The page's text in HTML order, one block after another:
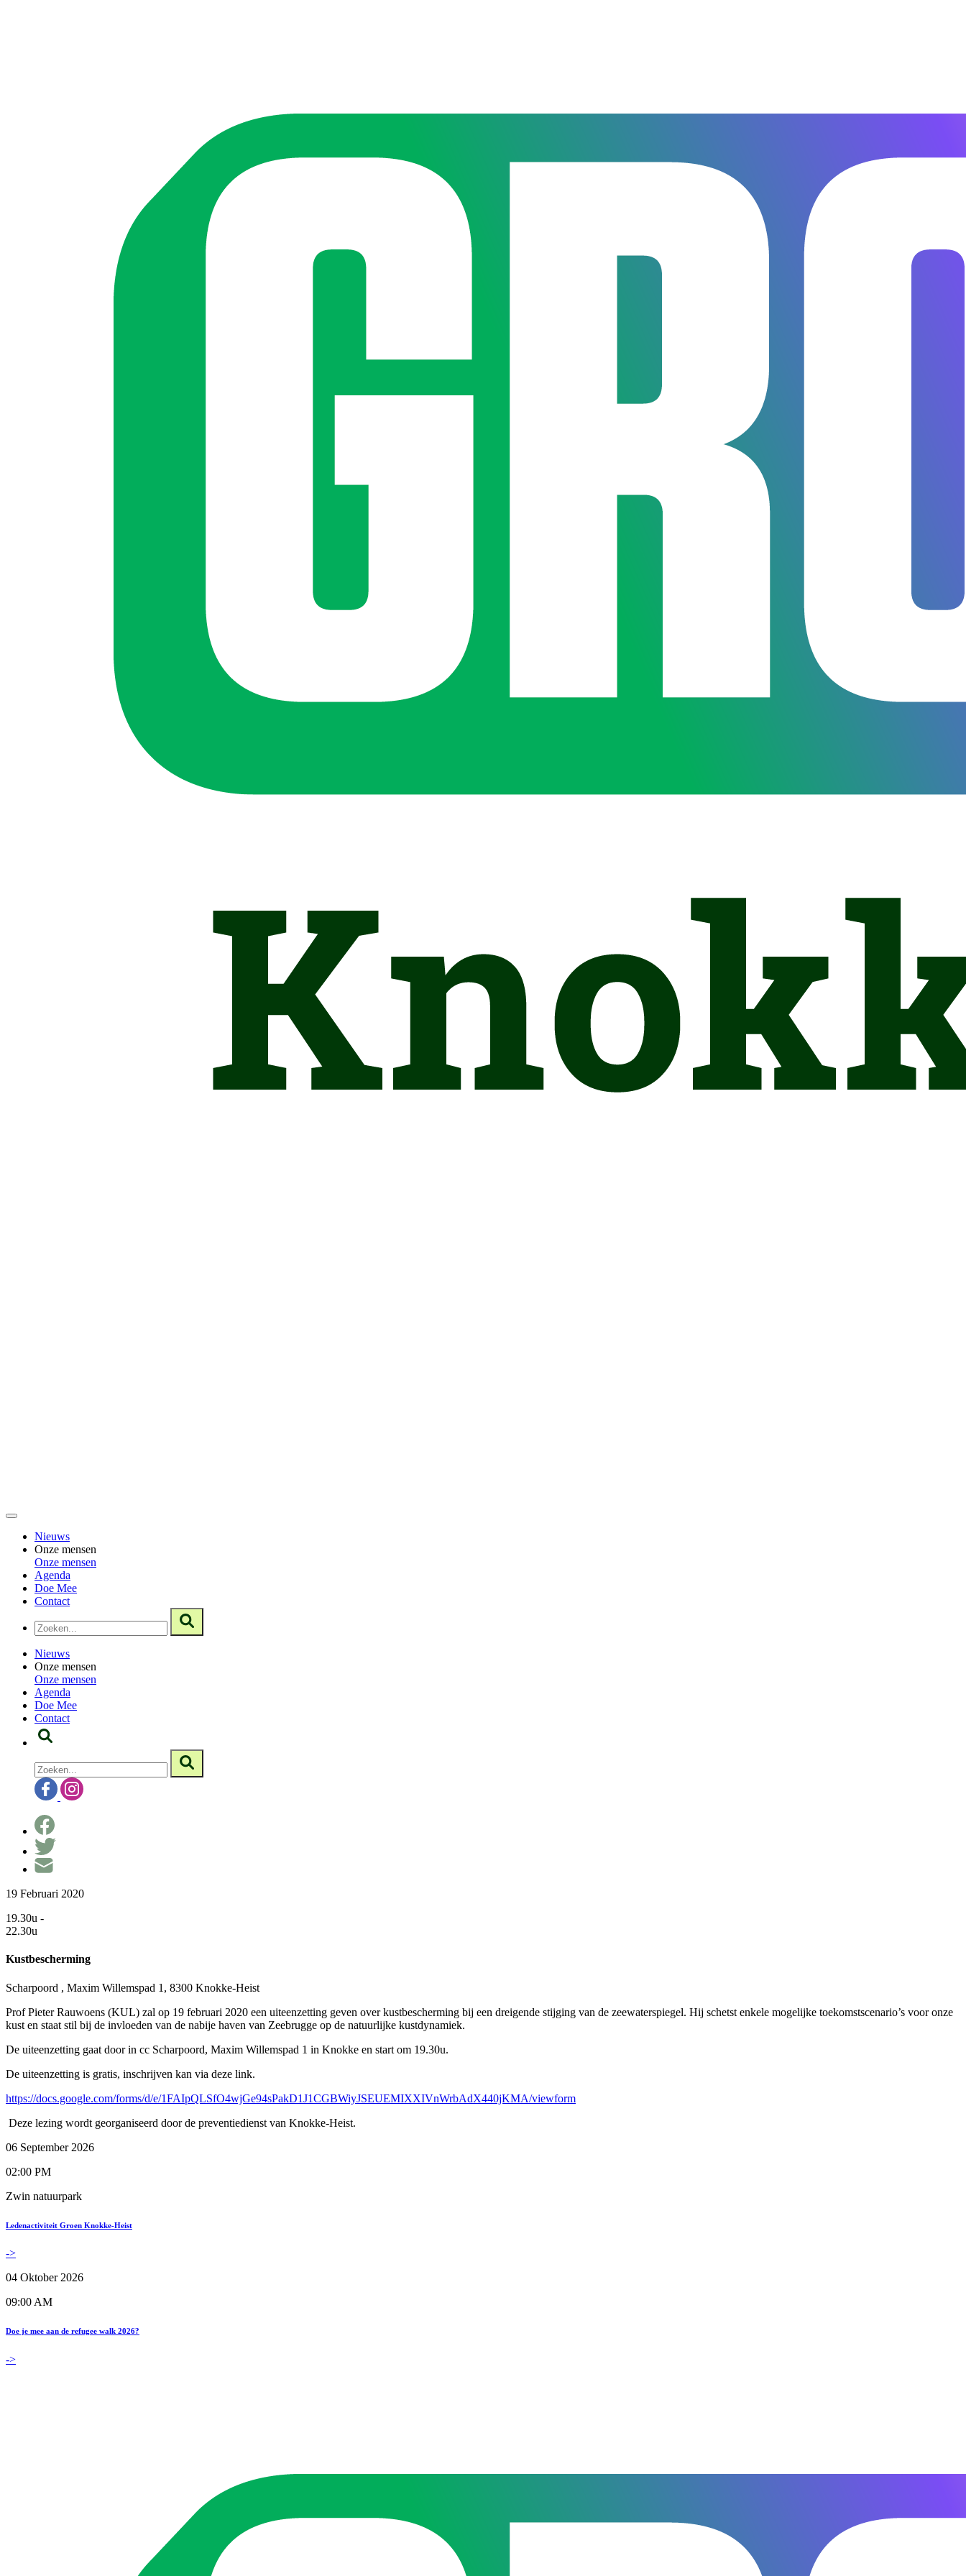
Nieuws
Onze mensen
Onze mensen
Agenda
Doe Mee
Contact
Nieuws
Onze mensen
Onze mensen
Agenda
Doe Mee
Contact
19 Februari 2020
19.30u -
22.30u
Kustbescherming
Scharpoord , Maxim Willemspad 1, 8300 Knokke-Heist
Prof Pieter Rauwoens (KUL) zal op 19 februari 2020 een uiteenzetting geven over kustbescherming bij een dreigende stijging van de zeewaterspiegel. Hij schetst enkele mogelijke toekomstscenario’s voor onze
kust en staat stil bij de invloeden van de nabije haven van Zeebrugge op de natuurlijke kustdynamiek.
De uiteenzetting gaat door in cc Scharpoord, Maxim Willemspad 1 in Knokke en start om 19.30u.
De uiteenzetting is gratis, inschrijven kan via deze link.
https://docs.google.com/forms/d/e/1FAIpQLSfO4wjGe94sPakD1J1CGBWiyJSEUEMIXXIVnWrbAdX440jKMA/viewform
Deze lezing wordt georganiseerd door de preventiedienst van Knokke-Heist.
06 September 2026
02:00 PM
Zwin natuurpark
Ledenactiviteit Groen Knokke-Heist
->
04 Oktober 2026
09:00 AM
Doe je mee aan de refugee walk 2026?
->